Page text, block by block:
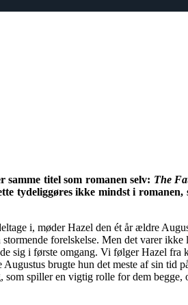
titel som romanen selv: The
tydeliggøres ikke mindst i
i, møder Hazel den ét år ældre
forelskelse. Men det varer
sig i første omgang. Vi følger Hazel fra
brugte hun det meste af sin tid
spiller en vigtig rolle for dem begge,